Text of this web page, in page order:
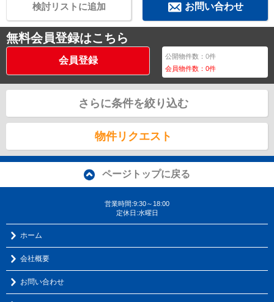
お問い合わせ
検討リストに追加
無料会員登録はこちら
会員登録 公開物件数：0件
会員物件数：0件
さらに条件を絞り込む
物件リクエスト
ページトップに戻る
営業時間:9:30～18:00
定休日:水曜日
ホーム
会社概要
お問い合わせ